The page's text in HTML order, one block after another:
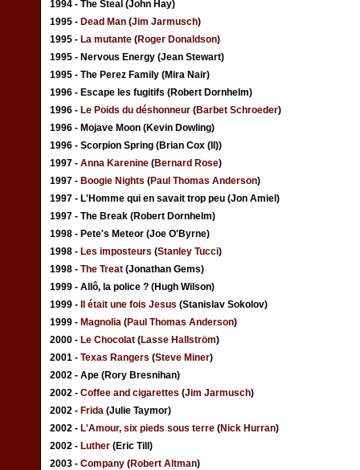
1994 - The Steal (John Hay)
1995 - Dead Man (Jim Jarmusch)
1995 - La mutante (Roger Donaldson)
1995 - Nervous Energy (Jean Stewart)
1995 - The Perez Family (Mira Nair)
1996 - Escape les fugitifs (Robert Dornhelm)
1996 - Le Poids du déshonneur (Barbet Schroeder)
1996 - Mojave Moon (Kevin Dowling)
1996 - Scorpion Spring (Brian Cox (II))
1997 - Anna Karenine (Bernard Rose)
1997 - Boogie Nights (Paul Thomas Anderson)
1997 - L'Homme qui en savait trop peu (Jon Amiel)
1997 - The Break (Robert Dornhelm)
1998 - Pete's Meteor (Joe O'Byrne)
1998 - Les imposteurs (Stanley Tucci)
1998 - The Treat (Jonathan Gems)
1999 - Allô, la police ? (Hugh Wilson)
1999 - Il était une fois Jesus (Stanislav Sokolov)
1999 - Magnolia (Paul Thomas Anderson)
2000 - Le Chocolat (Lasse Hallström)
2001 - Texas Rangers (Steve Miner)
2002 - Ape (Rory Bresnihan)
2002 - Coffee and cigarettes (Jim Jarmusch)
2002 - Frida (Julie Taymor)
2002 - L'Amour, six pieds sous terre (Nick Hurran)
2002 - Luther (Eric Till)
2003 - Company (Robert Altman)